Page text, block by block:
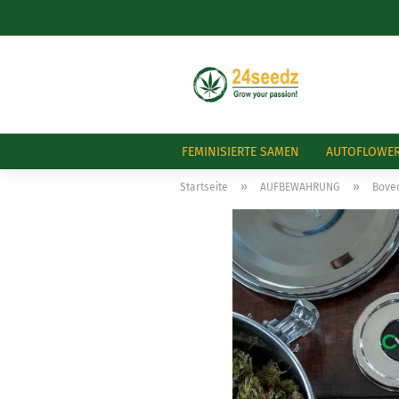
FEMINISIERTE SAMEN
Startseite » AUFBEWAHRUNG »